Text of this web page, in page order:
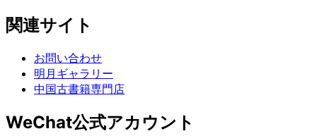
関連サイト
お問い合わせ
明月ギャラリー
中国古書籍専門店
WeChat公式アカウント